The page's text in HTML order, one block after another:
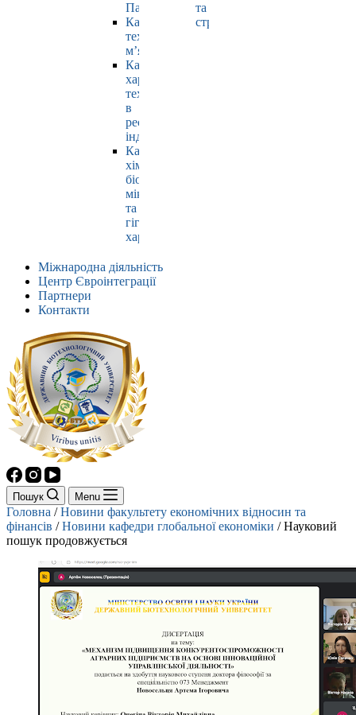
Павлюк
Кафедра
технології
м’яса
Кафедра
харчових
технологій
в
ресторанній
індустрії
Кафедра
хімії,
біохімії,
мікробіології
та
гігієни
харчування
та
страхування
Міжнародна діяльність
Центр Євроінтеграції
Партнери
Контакти
Пошук Menu
Головна /Новини факультету економічних відносин та
фінансів /Новини кафедри глобальної економіки /Науковий
пошук продовжується